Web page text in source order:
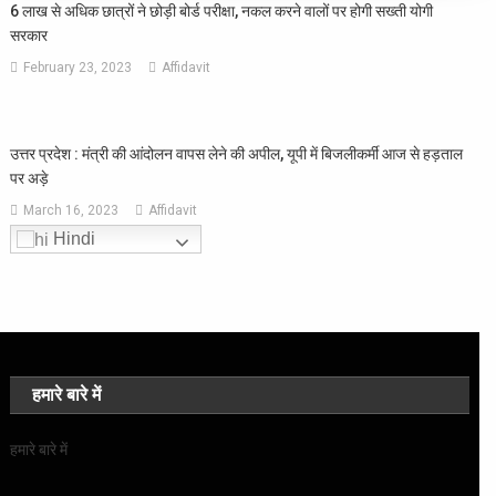
6 लाख से अधिक छात्रों ने छोड़ी बोर्ड परीक्षा, नकल करने वालों पर होगी सख्ती योगी
सरकार
February 23, 2023 Affidavit
उत्तर प्रदेश : मंत्री की आंदोलन वापस लेने की अपील, यूपी में बिजलीकर्मी आज से हड़ताल
पर अड़े
March 16, 2023 Affidavit
Hindi
हमारे बारे में
हमारे बारे में